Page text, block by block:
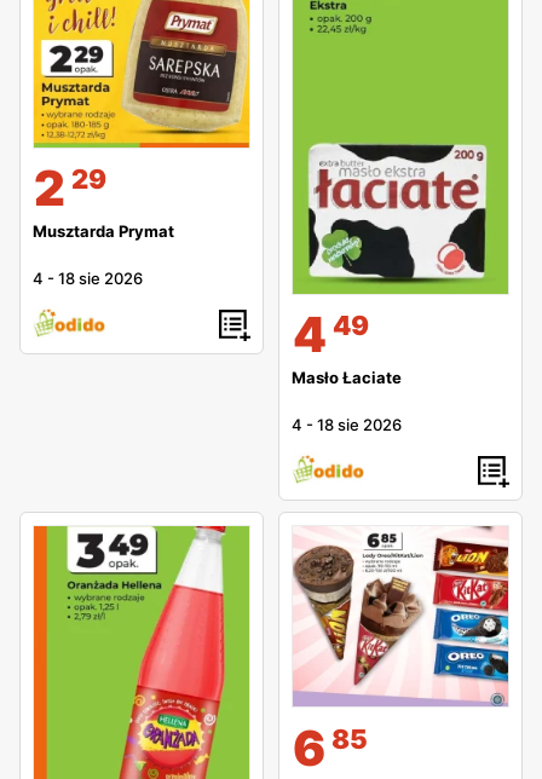
2 29
Musztarda Prymat
4 -18 sie 2026
4 49
Masło Łaciate
4 -18 sie 2026
6 85